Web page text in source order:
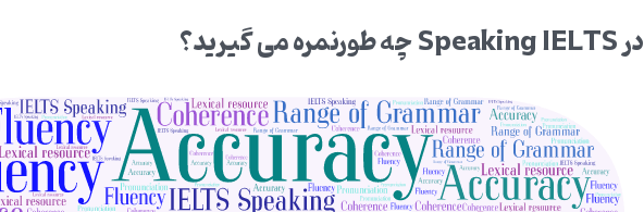
درSpeaking IELTSچه طورنمره می گیرید؟